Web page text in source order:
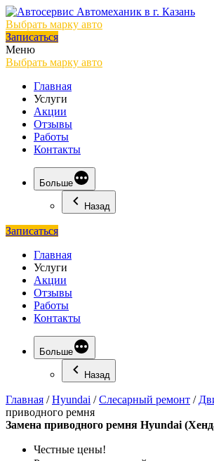
Выбрать марку авто
Записаться
Меню
Выбрать марку авто
Главная
Услуги
Акции
Отзывы
Работы
Контакты
Больше
Назад
Записаться
Главная
Услуги
Акции
Отзывы
Работы
Контакты
Больше
Назад
Главная /Hyundai /Слесарный ремонт /
приводного ремня
Замена приводного ремня Hyundai
Честные цены!